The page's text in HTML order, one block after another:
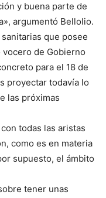
y buena parte de
argumentó Bellolio.
que posee
de Gobierno
para el 18 de
proyectar todavía lo
las próximas
todas las aristas
como es en materia
supuesto, el ámbito
tener unas